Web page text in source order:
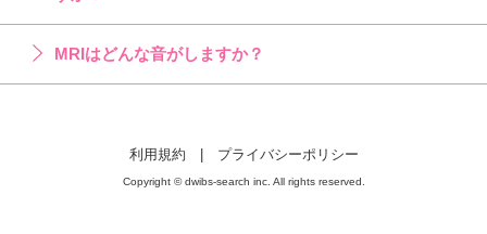
MRIはどんな音がしますか？
利用規約 プライバシーポリシー
Copyright © dwibs-search inc. All rights reserved.